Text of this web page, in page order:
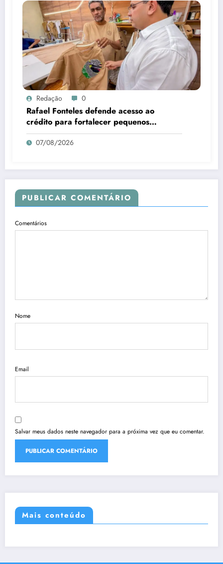
Redação 0
Rafael Fonteles defende acesso ao
crédito para fortalecer pequenos
negócios no Piauí
07/08/2026
PUBLICAR COMENTÁRIO
Comentários
Nome
Email
Salvar meus dados neste navegador para a próxima vez que eu comentar.
Mais conteúdo